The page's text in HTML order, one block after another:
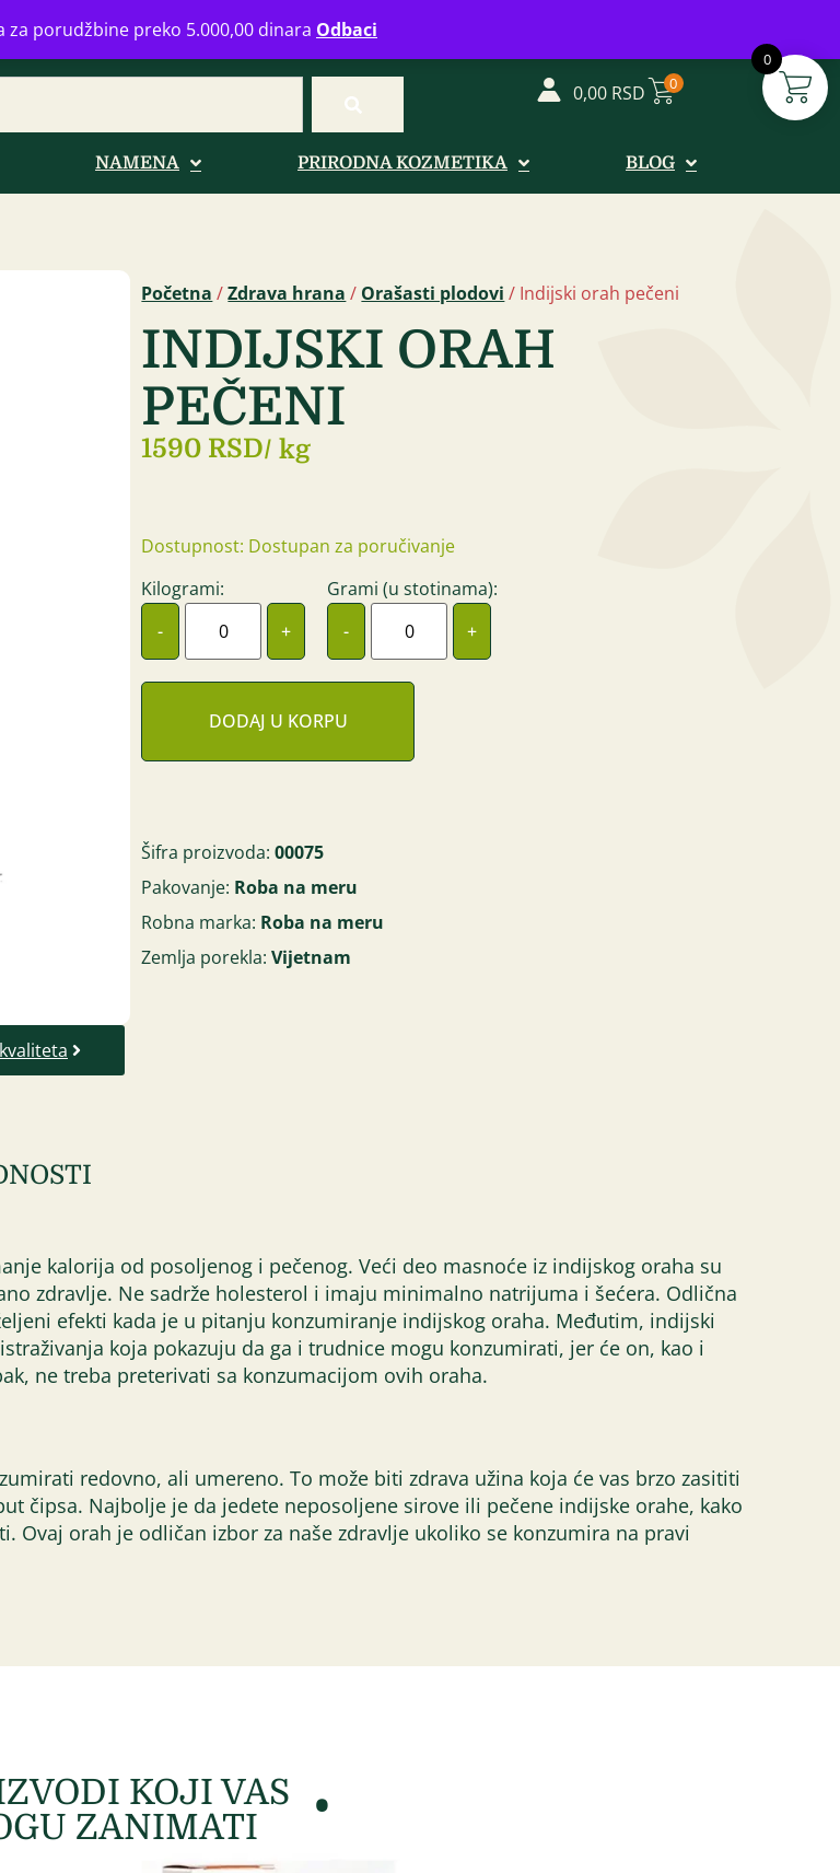
za porudžbine preko 5.000,00 dinara Odbaci
0
+381 (0)11 770 39 61Radno vreme: Ponedeljak - Petak od 08-20h
0,00 RSD 0
NAMENA PRIRODNA KOZMETIKA BLOG
Početna /Zdrava hrana / Orašasti plodovi / Indijski orah pečeni
INDIJSKI ORAH
PEČENI
1590 RSD/ kg
Dostupnost: Dostupan za poručivanje
Kilogrami:
-
+
Grami (u stotinama):
-
+
DODAJ U KORPU
Šifra proizvoda:00075
Pakovanje: Roba na meru
Robna marka: Roba na meru
Zemlja porekla:Vijetnam
kalorija od posoljenog i pečenog. Veći deo masnoće iz indijskog oraha su
zdravlje. Ne sadrže holesterol i imaju minimalno natrijuma i šećera. Odlična
efekti kada je u pitanju konzumiranje indijskog oraha. Međutim, indijski
koja pokazuju da ga i trudnice mogu konzumirati, jer će on, kao i
ne treba preterivati sa konzumacijom ovih oraha.
redovno, ali umereno. To može biti zdrava užina koja će vas brzo zasititi
čipsa. Najbolje je da jedete neposoljene sirove ili pečene indijske orahe, kako
orah je odličan izbor za naše zdravlje ukoliko se konzumira na pravi
KOJI VAS
ZANIMATI